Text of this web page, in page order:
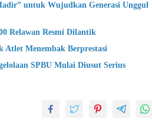
untuk Wujudkan Generasi Unggul
Relawan Resmi Dilantik
Atlet Menembak Berprestasi
SPBU Mulai Diusut Serius